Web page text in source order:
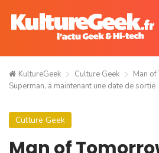
KultureGeek Culture Geek
Man
Superman, a maintenant une date de sortie
Culture Geek